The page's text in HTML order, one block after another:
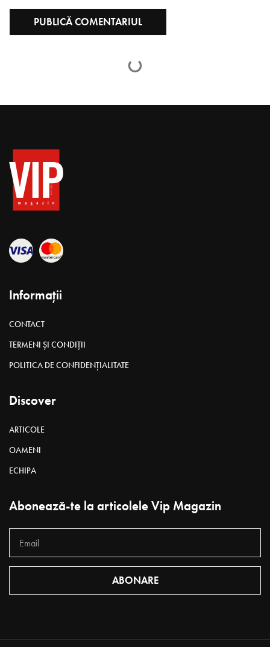
Informații
CONTACT
TERMENI ȘI CONDIȚII
POLITICA DE CONFIDENȚIALITATE
Discover
ARTICOLE
OAMENI
ECHIPA
Abonează-te la articolele Vip Magazin
ABONARE